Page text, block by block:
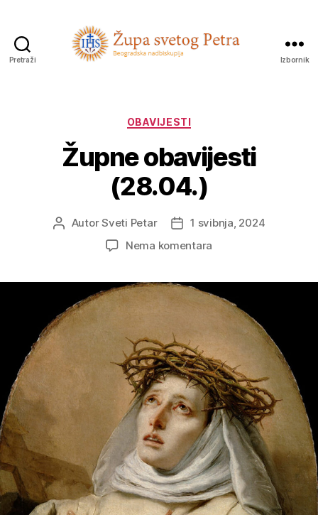
Pretraži Izbornik
Kategorije
OBAVIJESTI
Župne obavijesti
(28.04.)
AutorAutorSveti Petar
Datum
objave
1 svibnja, 2024
Nema komentara
(28.04.)